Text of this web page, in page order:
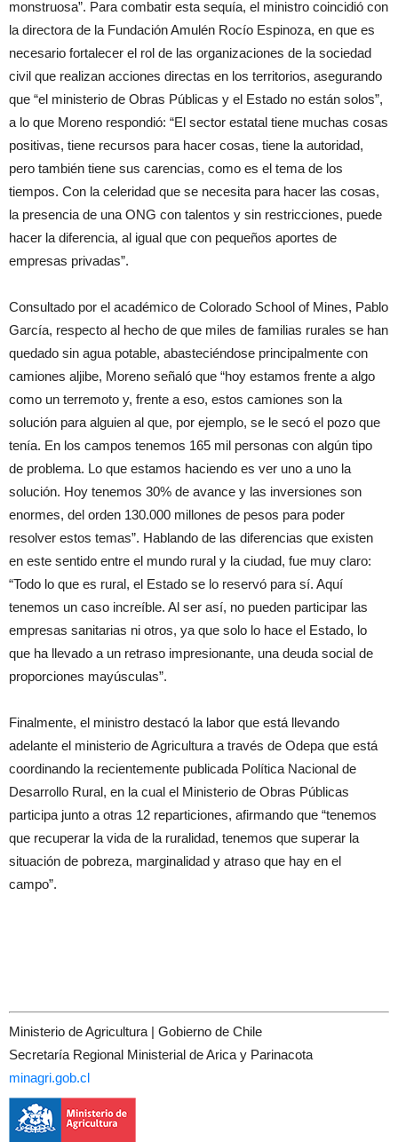
monstruosa”. Para combatir esta sequía, el ministro coincidió con
la directora de la Fundación Amulén Rocío Espinoza, en que es
necesario fortalecer el rol de las organizaciones de la sociedad
civil que realizan acciones directas en los territorios, asegurando
que “el ministerio de Obras Públicas y el Estado no están solos”,
a lo que Moreno respondió: “El sector estatal tiene muchas cosas
positivas, tiene recursos para hacer cosas, tiene la autoridad,
pero también tiene sus carencias, como es el tema de los
tiempos. Con la celeridad que se necesita para hacer las cosas,
la presencia de una ONG con talentos y sin restricciones, puede
hacer la diferencia, al igual que con pequeños aportes de
empresas privadas”.
Consultado por el académico de Colorado School of Mines, Pablo
García, respecto al hecho de que miles de familias rurales se han
quedado sin agua potable, abasteciéndose principalmente con
camiones aljibe, Moreno señaló que “hoy estamos frente a algo
como un terremoto y, frente a eso, estos camiones son la
solución para alguien al que, por ejemplo, se le secó el pozo que
tenía. En los campos tenemos 165 mil personas con algún tipo
de problema. Lo que estamos haciendo es ver uno a uno la
solución. Hoy tenemos 30% de avance y las inversiones son
enormes, del orden 130.000 millones de pesos para poder
resolver estos temas”. Hablando de las diferencias que existen
en este sentido entre el mundo rural y la ciudad, fue muy claro:
“Todo lo que es rural, el Estado se lo reservó para sí. Aquí
tenemos un caso increíble. Al ser así, no pueden participar las
empresas sanitarias ni otros, ya que solo lo hace el Estado, lo
que ha llevado a un retraso impresionante, una deuda social de
proporciones mayúsculas”.
Finalmente, el ministro destacó la labor que está llevando
adelante el ministerio de Agricultura a través de Odepa que está
coordinando la recientemente publicada Política Nacional de
Desarrollo Rural, en la cual el Ministerio de Obras Públicas
participa junto a otras 12 reparticiones, afirmando que “tenemos
que recuperar la vida de la ruralidad, tenemos que superar la
situación de pobreza, marginalidad y atraso que hay en el
campo”.
Ministerio de Agricultura | Gobierno de Chile
Secretaría Regional Ministerial de Arica y Parinacota
minagri.gob.cl